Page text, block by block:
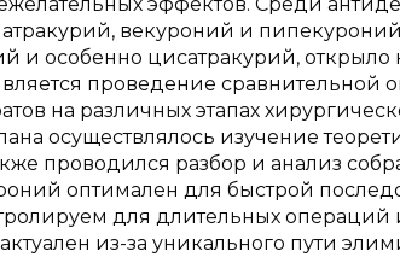
векуроний и
и особенно цисатракурий,
проведение сравнительной
на различных этапах
осуществлялось изучение
проводился разбор и анализ
оптимален для быстрой
для длительных операций
из-за уникального пути